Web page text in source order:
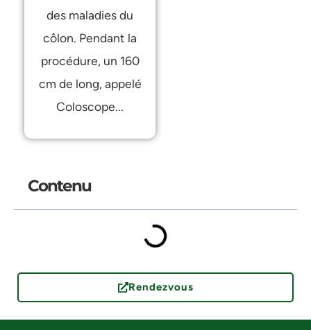
des maladies du
côlon. Pendant la
procédure, un 160
cm de long, appelé
Coloscope...
Contenu
Rendezvous